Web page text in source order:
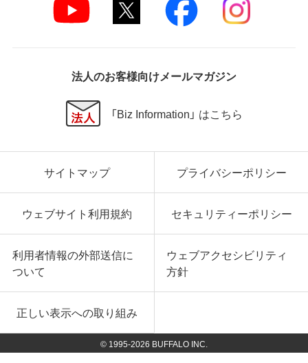
法人のお客様向けメールマガジン
「Biz Information」 はこちら
サイトマップ プライバシーポリシー
ウェブサイト利用規約 セキュリティーポリシー
利用者情報の外部送信に
ついて
ウェブアクセシビリティ
方針
正しい表示への取り組み
© 1995-2026 BUFFALO INC.